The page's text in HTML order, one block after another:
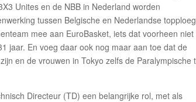
Unites en de NBB in Nederland worden
tussen Belgische en Nederlandse
mee aan EuroBasket, iets dat voorheen niet
jaar. En voeg daar ook nog maar aan toe dat de
en de vrouwen in Tokyo zelfs de Paralympische
Directeur (TD) een belangrijke rol, met als